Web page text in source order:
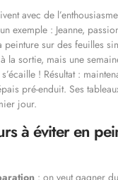
avec de
exemple : Jeanne,
peinture sur des feuilles
la sortie, mais une
! Résultat :
pré-enduit. Ses
jour.
à éviter en
: on veut gagner